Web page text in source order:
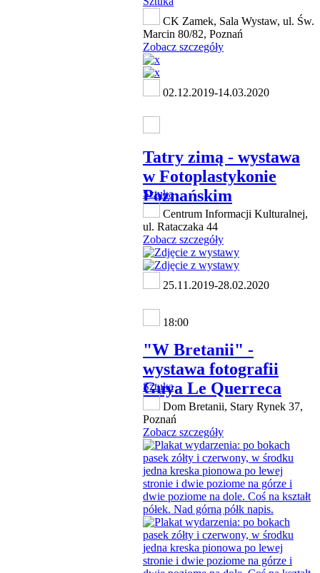
CK Zamek, Sala Wystaw, ul. Św.
Marcin 80/82, Poznań
Zobacz szczegóły
02.12.2019-14.03.2020
Tatry zimą - wystawa
w Fotoplastykonie
Poznańskim
Sztuka
Centrum Informacji Kulturalnej,
ul. Rataczaka 44
Zobacz szczegóły
25.11.2019-28.02.2020
18:00
"W Bretanii" -
wystawa fotografii
Guya Le Querreca
Sztuka
Dom Bretanii, Stary Rynek 37,
Poznań
Zobacz szczegóły